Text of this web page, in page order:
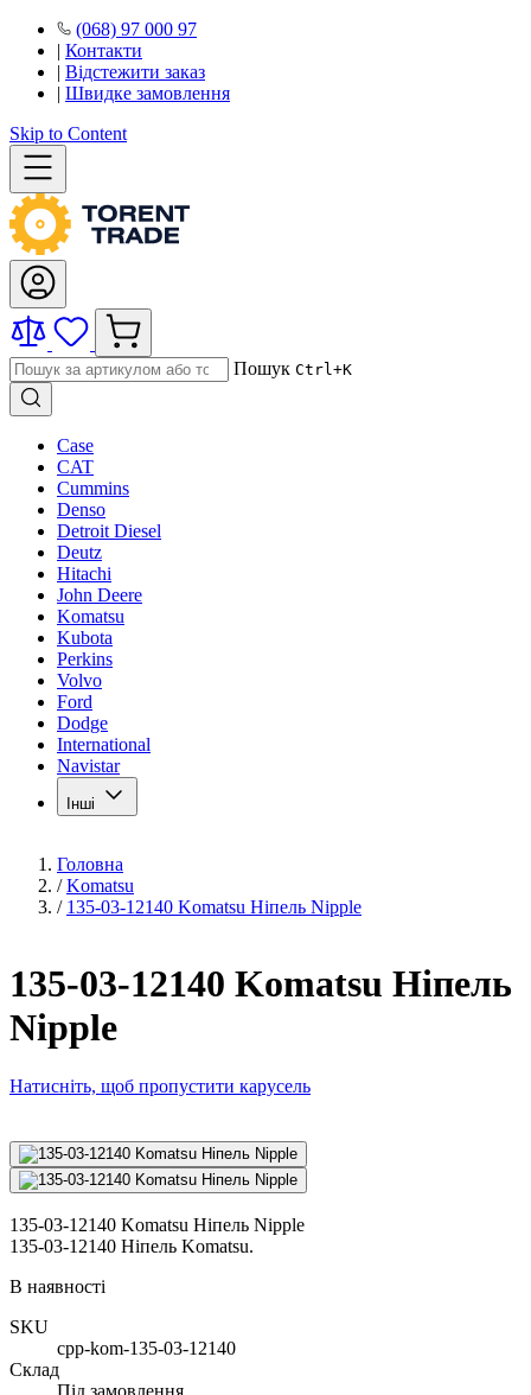
(068) 97 000 97
| Контакти
| Відстежити заказ
| Швидке замовлення
Skip to Content
Пошук Ctrl+K
Case
CAT
Cummins
Denso
Detroit Diesel
Deutz
Hitachi
John Deere
Komatsu
Kubota
Perkins
Volvo
Ford
Dodge
International
Navistar
Інші
Головна
/ Komatsu
/ 135-03-12140 Komatsu Ніпель Nipple
135-03-12140 Komatsu Ніпель
Nipple
Натисніть, щоб пропустити карусель
135-03-12140 Komatsu Ніпель Nipple
135-03-12140 Ніпель Komatsu.
В наявності
SKU
cpp-kom-135-03-12140
Склад
Під замовлення